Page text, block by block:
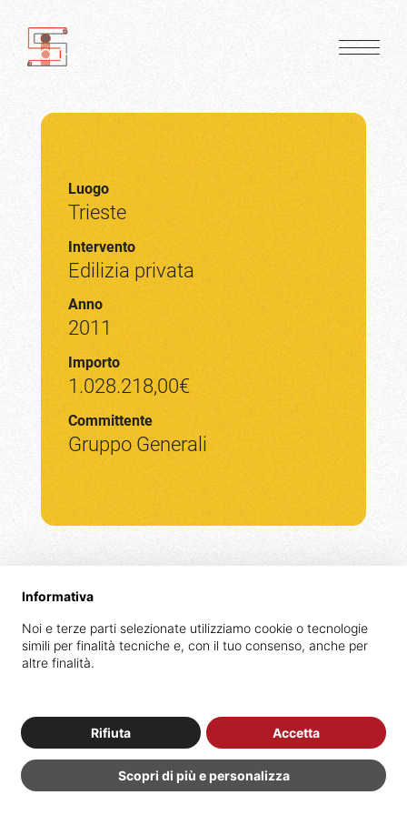
Luogo
Trieste
Intervento
Edilizia privata
Anno
2011
Importo
1.028.218,00€
Committente
Gruppo Generali
foresteria
di Palazzo
Stratti
Informativa
Noi e terze parti selezionate utilizziamo cookie o tecnologie
simili per finalità tecniche e, con il tuo consenso, anche per
altre finalità.
Scopri di più e personalizza
Rifiuta Accetta